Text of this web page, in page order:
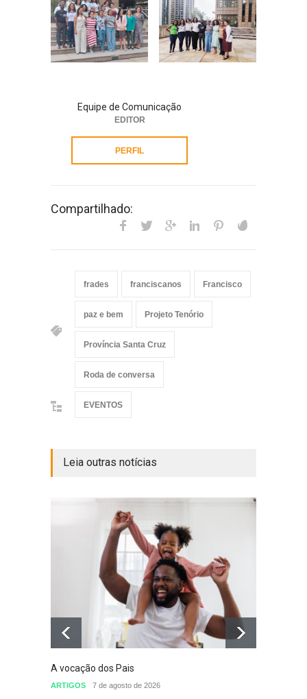
Equipe de Comunicação
EDITOR
PERFIL
Compartilhado:
frades franciscanos Francisco
paz e bem Projeto Tenório
Província Santa Cruz
Roda de conversa
EVENTOS
Leia outras notícias
A vocação dos Pais
ARTIGOS 7 de agosto de 2026